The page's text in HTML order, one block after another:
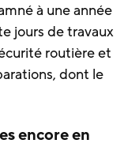
à une année
jours de travaux
routière et
dont le
encore en